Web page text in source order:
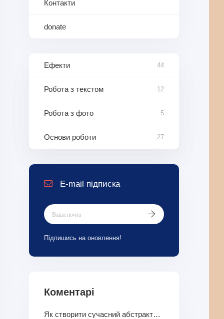
Контакти
donate
Ефекти 44
Робота з текстом 12
Робота з фото 5
Основи роботи 27
E-mail підписка
Підпишись на оновлення!
Коментарі
Як створити сучасний абстрактний фон із геометричних фігур у Adobe Photoshop